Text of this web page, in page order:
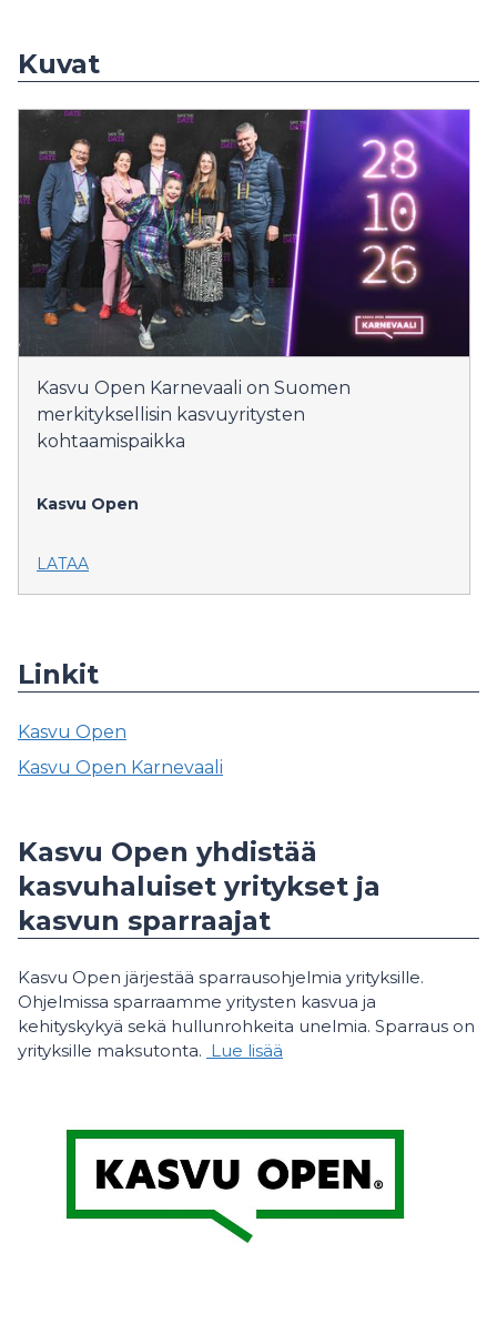
Kuvat
Kasvu Open Karnevaali on Suomen
merkityksellisin kasvuyritysten
kohtaamispaikka
Kasvu Open
LATAA
Linkit
Kasvu Open
Kasvu Open Karnevaali
Kasvu Open yhdistää
kasvuhaluiset yritykset ja
kasvun sparraajat
Kasvu Open järjestää sparrausohjelmia yrityksille.
Ohjelmissa sparraamme yritysten kasvua ja
kehityskykyä sekä hullunrohkeita unelmia. Sparraus on
yrityksille maksutonta. Lue lisää